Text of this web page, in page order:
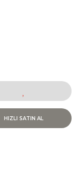
HIZLI SATIN AL